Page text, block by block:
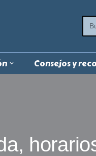
Consejos y